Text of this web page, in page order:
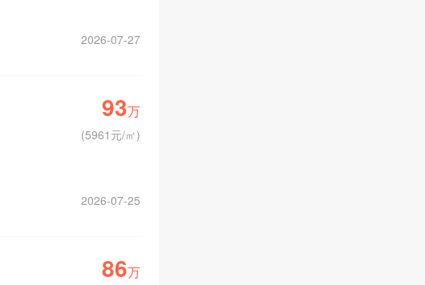
2026-07-27
2026-07-25
93万
(5961元/㎡)
86万